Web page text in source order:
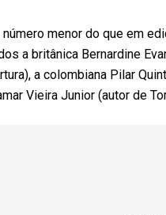
menor do que em
a britânica Bernardine
a colombiana Pilar
Vieira Junior (autor de